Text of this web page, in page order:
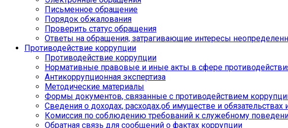
Письменное обращение
Порядок обжалования
Проверить статус обращения
Ответы на обращения, затрагивающие интересы
Противодействие коррупции
Противодействие коррупции
Нормативные правовые и иные акты в сфере
Антикоррупционная экспертиза
Методические материалы
Формы документов, связанные с противодействием
Сведения о доходах, расходах,об имуществе и обязательствах
Комиссия по соблюдению требований к служебному
Обратная связь для сообщений о фактах коррупции